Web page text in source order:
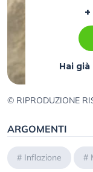
Hai
© RIPRODUZIONE
ARGOMENTI
# Inflazione #